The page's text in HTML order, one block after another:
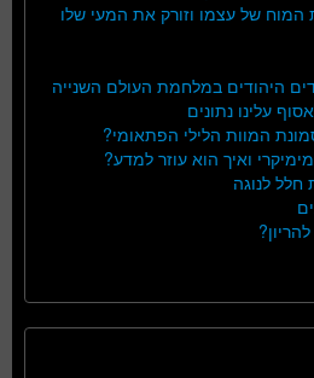
של עצמו וזורק את המעי שלו
היהודים במלחמת העולם השנייה
המוות הלילי הפתאומי?
ואיך הוא עוזר למדע?
לנוגה